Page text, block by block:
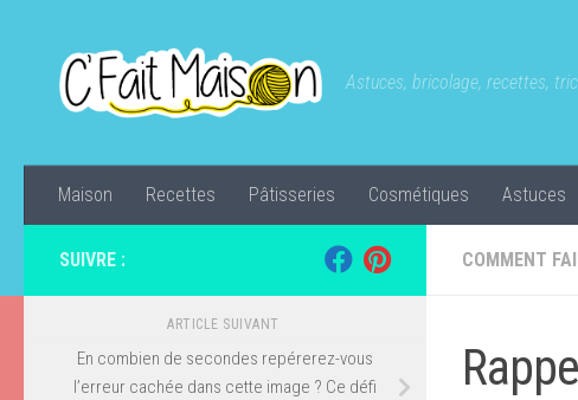
Astuces, bricolage, recettes,
Maison Recettes Pâtisseries Cosmétiques Astuces
COMMENT
SUIVRE :
ARTICLE SUIVANT
En combien de secondes repérerez-vous
l’erreur cachée dans cette image ? Ce défi